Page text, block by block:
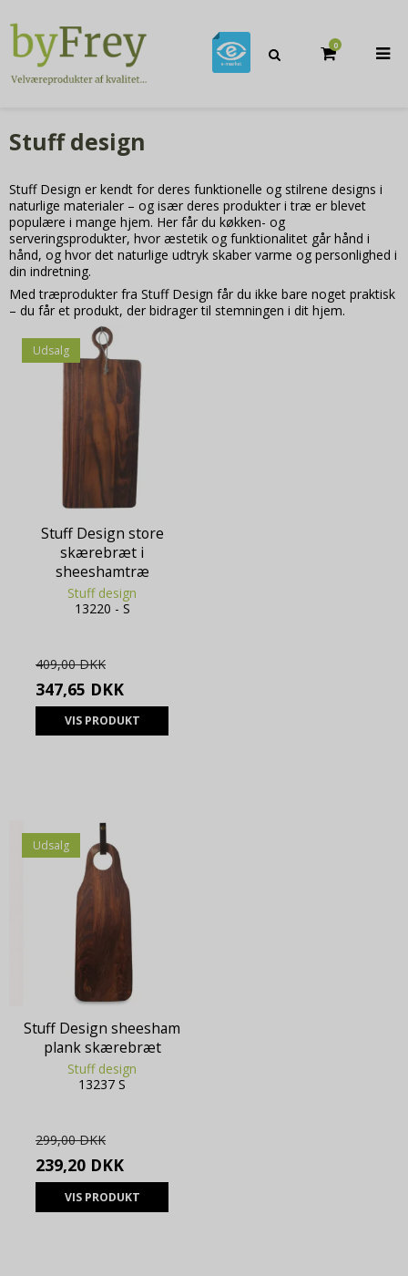
0
Stuff design
Stuff Design er kendt for deres funktionelle og stilrene designs i
naturlige materialer – og især deres produkter i træ er blevet
populære i mange hjem. Her får du køkken- og
serveringsprodukter, hvor æstetik og funktionalitet går hånd i
hånd, og hvor det naturlige udtryk skaber varme og personlighed i
din indretning.
Med træprodukter fra Stuff Design får du ikke bare noget praktisk
– du får et produkt, der bidrager til stemningen i dit hjem.
Udsalg
Stuff Design store
skærebræt i
sheeshamtræ
Stuff design
13220 - S
409,00 DKK
347,65 DKK
VIS PRODUKT
Udsalg
Stuff Design sheesham
plank skærebræt
Stuff design
13237 S
299,00 DKK
239,20 DKK
VIS PRODUKT